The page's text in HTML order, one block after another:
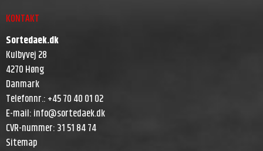
KONTAKT
Sortedaek.dk
Kulbyvej 28
4270 Høng
Danmark
Telefonnr.:+45 70 40 01 02
E-mail:info@sortedaek.dk
CVR-nummer:31 51 84 74
Sitemap